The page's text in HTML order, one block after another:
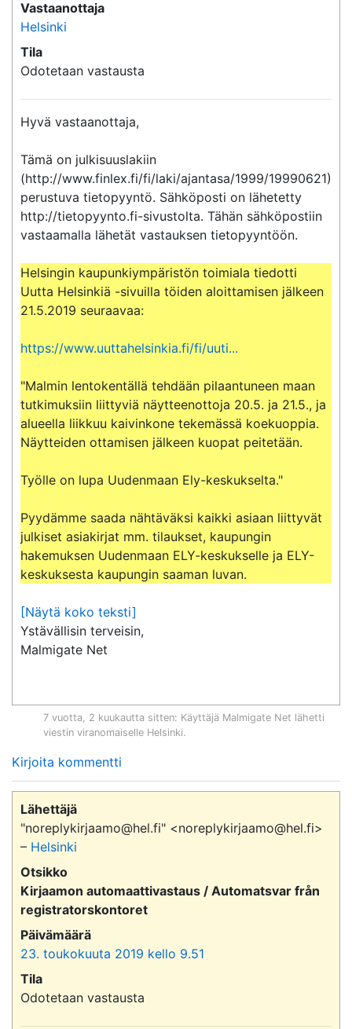
Vastaanottaja
Helsinki
Tila
Odotetaan vastausta
Hyvä vastaanottaja,
Tämä on julkisuuslakiin
(http://www.finlex.fi/fi/laki/ajantasa/1999/19990621)
perustuva tietopyyntö. Sähköposti on lähetetty
http://tietopyynto.fi-sivustolta. Tähän sähköpostiin
vastaamalla lähetät vastauksen tietopyyntöön.
Helsingin kaupunkiympäristön toimiala tiedotti
Uutta Helsinkiä -sivuilla töiden aloittamisen jälkeen
21.5.2019 seuraavaa:
https://www.uuttahelsinkia.fi/fi/uuti...
"Malmin lentokentällä tehdään pilaantuneen maan
tutkimuksiin liittyviä näytteenottoja 20.5. ja 21.5., ja
alueella liikkuu kaivinkone tekemässä koekuoppia.
Näytteiden ottamisen jälkeen kuopat peitetään.
Työlle on lupa Uudenmaan Ely-keskukselta."
Pyydämme saada nähtäväksi kaikki asiaan liittyvät
julkiset asiakirjat mm. tilaukset, kaupungin
hakemuksen Uudenmaan ELY-keskukselle ja ELY-
keskuksesta kaupungin saaman luvan.
[Näytä koko teksti]
Ystävällisin terveisin,
Malmigate Net
7 vuotta, 2 kuukautta sitten: Käyttäjä Malmigate Net lähetti
viestin viranomaiselle Helsinki.
Kirjoita kommentti
Lähettäjä
"noreplykirjaamo@hel.fi" <noreplykirjaamo@hel.fi>
– Helsinki
Otsikko
Kirjaamon automaattivastaus / Automatsvar från
registratorskontoret
Päivämäärä
23. toukokuuta 2019 kello 9.51
Tila
Odotetaan vastausta